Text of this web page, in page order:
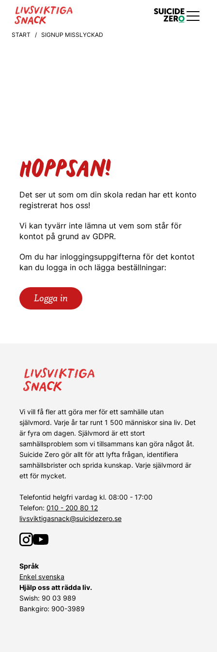
START / SIGNUP MISSLYCKAD
HOPPSAN!
Det ser ut som om din skola redan har ett konto
registrerat hos oss!
Vi kan tyvärr inte lämna ut vem som står för
kontot på grund av GDPR.
Om du har inloggingsuppgifterna för det kontot
kan du logga in och lägga beställningar:
Logga in
Vi vill få fler att göra mer för ett samhälle utan
självmord. Varje år tar runt 1 500 människor sina liv. Det
är fyra om dagen. Självmord är ett stort
samhällsproblem som vi tillsammans kan göra något åt.
Suicide Zero gör allt för att lyfta frågan, identifiera
samhällsbrister och sprida kunskap. Varje självmord är
ett för mycket.
Telefontid helgfri vardag kl. 08:00 - 17:00
Telefon: 010 - 200 80 12
livsviktigasnack@suicidezero.se
Språk
Enkel svenska
Hjälp oss att rädda liv.
Swish: 90 03 989
Bankgiro: 900-3989